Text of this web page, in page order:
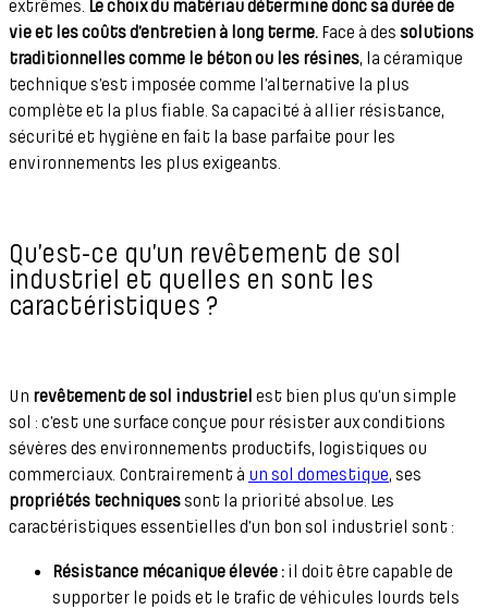
extrêmes. Le choix du matériau détermine donc sa durée de
vie et les coûts d’entretien à long terme. Face à des solutions
traditionnelles comme le béton ou les résines, la céramique
technique s’est imposée comme l’alternative la plus
complète et la plus fiable. Sa capacité à allier résistance,
sécurité et hygiène en fait la base parfaite pour les
environnements les plus exigeants.
Qu’est-ce qu’un revêtement de sol
industriel et quelles en sont les
caractéristiques ?
Un revêtement de sol industriel est bien plus qu’un simple
sol : c’est une surface conçue pour résister aux conditions
sévères des environnements productifs, logistiques ou
commerciaux. Contrairement à un sol domestique, ses
propriétés techniquessont la priorité absolue. Les
caractéristiques essentielles d’un bon sol industriel sont :
Résistance mécanique élevée : il doit être capable de
supporter le poids et le trafic de véhicules lourds tels